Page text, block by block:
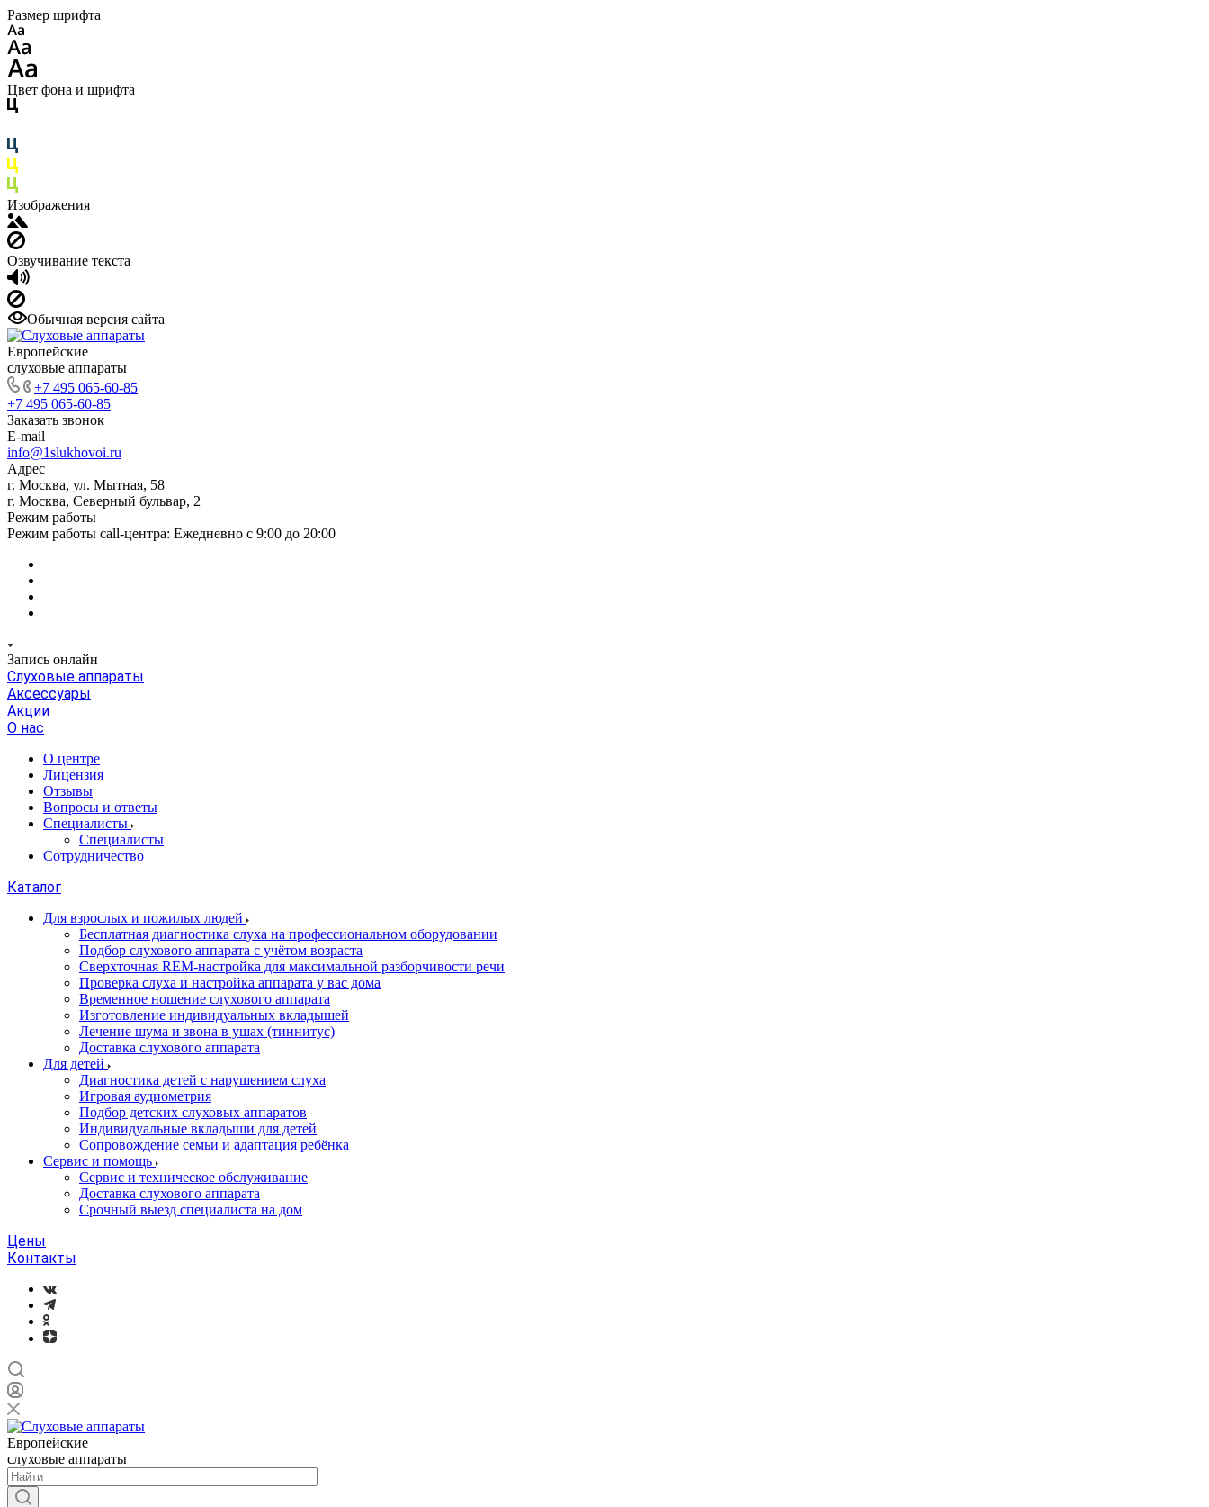
Размер шрифта
Цвет фона и шрифта
Изображения
Озвучивание текста
Обычная версия сайта
Европейские
слуховые аппараты
+7 495 065-60-85
+7 495 065-60-85
Заказать звонок
E-mail
info@1slukhovoi.ru
Адрес
г. Москва, ул. Мытная, 58
г. Москва, Северный бульвар, 2
Режим работы
Режим работы call-центра: Ежедневно с 9:00 до 20:00
Запись онлайн
Слуховые аппараты
Аксессуары
Акции
О нас
О центре
Лицензия
Отзывы
Вопросы и ответы
Специалисты
Специалисты
Сотрудничество
Каталог
Для взрослых и пожилых людей
Бесплатная диагностика слуха на профессиональном оборудовании
Подбор слухового аппарата с учётом возраста
Сверхточная REM-настройка для максимальной разборчивости речи
Проверка слуха и настройка аппарата у вас дома
Временное ношение слухового аппарата
Изготовление индивидуальных вкладышей
Лечение шума и звона в ушах (тиннитус)
Доставка слухового аппарата
Для детей
Диагностика детей с нарушением слуха
Игровая аудиометрия
Подбор детских слуховых аппаратов
Индивидуальные вкладыши для детей
Сопровождение семьи и адаптация ребёнка
Сервис и помощь
Сервис и техническое обслуживание
Доставка слухового аппарата
Срочный выезд специалиста на дом
Цены
Контакты
Европейские
слуховые аппараты